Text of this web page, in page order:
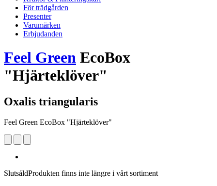
För trädgården
Presenter
Varumärken
Erbjudanden
Feel Green EcoBox
"Hjärteklöver"
Oxalis triangularis
Feel Green EcoBox "Hjärteklöver"
SlutsåldProdukten finns inte längre i vårt sortiment